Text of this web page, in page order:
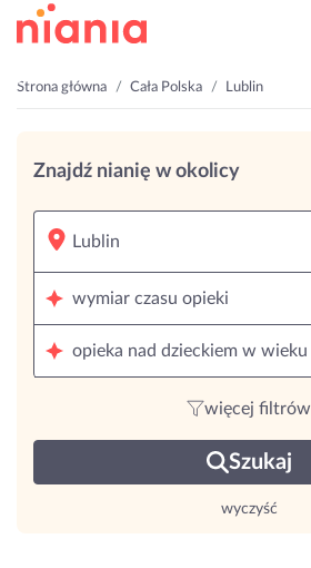
Strona główna Cała Polska Lublin
Znajdź nianię w okolicy
wymiar czasu opieki
opieka nad dzieckiem w wieku
więcej filtrów
Szukaj
wyczyść